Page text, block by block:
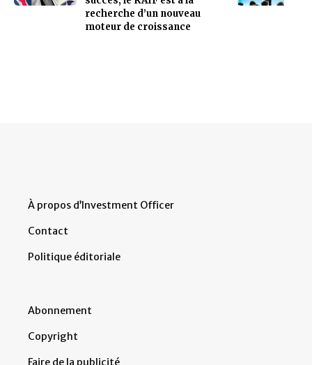
recherche d’un nouveau
moteur de croissance
À propos d’Investment Officer
Contact
Politique éditoriale
Abonnement
Copyright
Faire de la publicité